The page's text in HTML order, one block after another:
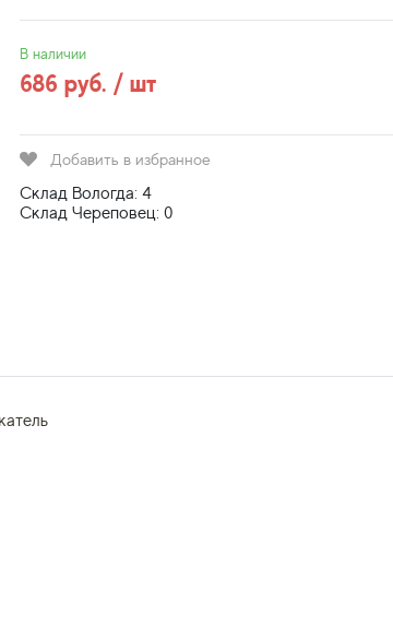
В наличии
686 руб. / шт
Добавить в избранное
Склад Вологда: 4
Склад Череповец: 0